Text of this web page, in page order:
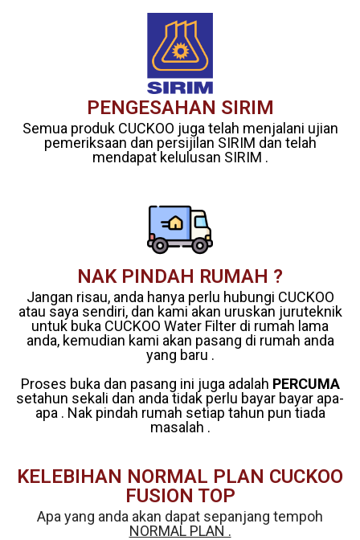
PENGESAHAN SIRIM
Semua produk CUCKOO juga telah menjalani ujian
pemeriksaan dan persijilan SIRIM dan telah
mendapat kelulusan SIRIM .
NAK PINDAH RUMAH ?
Jangan risau, anda hanya perlu hubungi CUCKOO
atau saya sendiri, dan kami akan uruskan juruteknik
untuk buka CUCKOO Water Filter di rumah lama
anda, kemudian kami akan pasang di rumah anda
yang baru .
Proses buka dan pasang ini juga adalah PERCUMA
setahun sekali dan anda tidak perlu bayar bayar apa-
apa . Nak pindah rumah setiap tahun pun tiada
masalah .
KELEBIHAN NORMAL PLAN CUCKOO
FUSION TOP
Apa yang anda akan dapat sepanjang tempoh
NORMAL PLAN .